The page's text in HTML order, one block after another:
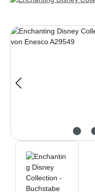
Bildergalerie überspringen